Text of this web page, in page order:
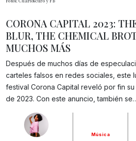
Música
CORONA CAPITAL 2023:
BLUR, THE CHEMICAL
MUCHOS MÁS
Después de muchos días de
carteles falsos en redes sociales, este
festival Corona Capital reveló por fin
de 2023. Con este anuncio, también